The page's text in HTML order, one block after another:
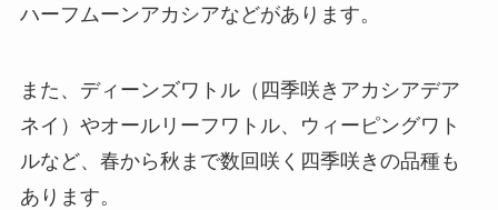
ハーフムーンアカシアなどがあります。
また、ディーンズワトル（四季咲きアカシアデア
ネイ）やオールリーフワトル、ウィーピングワト
ルなど、春から秋まで数回咲く四季咲きの品種も
あります。